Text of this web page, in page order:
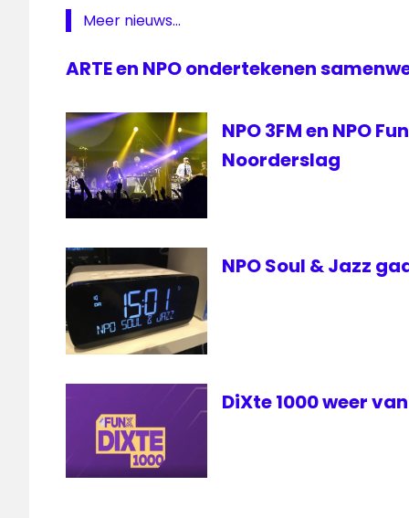
FunX
Meer nieuws...
ARTE en NPO ondertekenen
NPO 3FM en NPO
Noorderslag
NPO Soul & Jazz
DiXte 1000 weer